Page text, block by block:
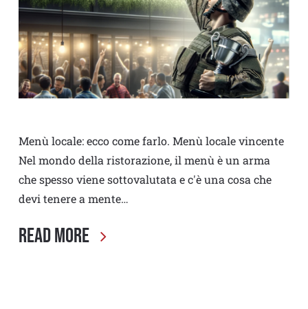
Menù locale: ecco come farlo. Menù locale vincente
Nel mondo della ristorazione, il menù è un arma
che spesso viene sottovalutata e c'è una cosa che
devi tenere a mente…
Read More